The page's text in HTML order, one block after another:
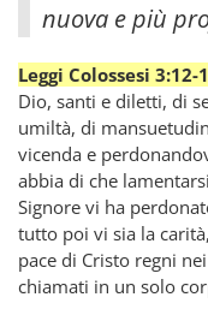
nuova e più
Leggi Colossesi 3:12-
Dio, santi e diletti, di
umiltà, di
vicenda e
abbia di che
Signore vi ha
tutto poi vi sia la
pace di Cristo regni
chiamati in un solo